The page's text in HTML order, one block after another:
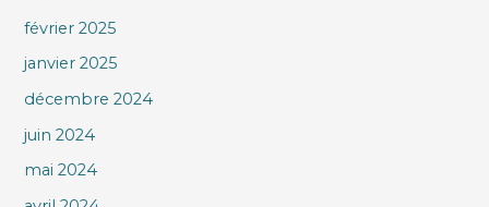
février 2025
janvier 2025
décembre 2024
juin 2024
mai 2024